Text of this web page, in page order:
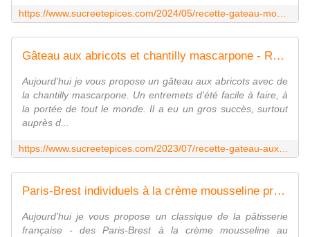
Gâteau aux abricots et chantilly mascarpone - Recette en vidéo - www.sucreetepices.com
Aujourd'hui je vous propose un gâteau aux abricots avec de
la chantilly mascarpone. Un entremets d'été facile à faire, à
la portée de tout le monde. Il a eu un gros succès, surtout
auprès d...
Paris-Brest individuels à la crème mousseline pralinée - Recette en vidéo - www.sucreetepices.com
Aujourd'hui je vous propose un classique de la pâtisserie
française - des Paris-Brest à la crème mousseline au